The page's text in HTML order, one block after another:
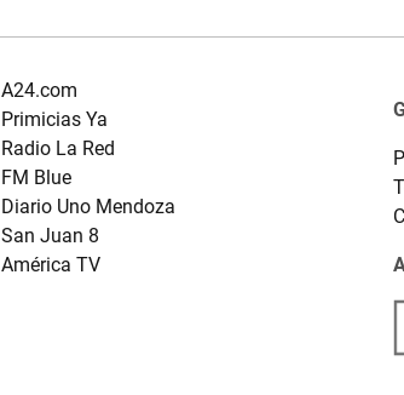
A24.com
Primicias Ya
Radio La Red
FM Blue
Diario Uno Mendoza
San Juan 8
América TV